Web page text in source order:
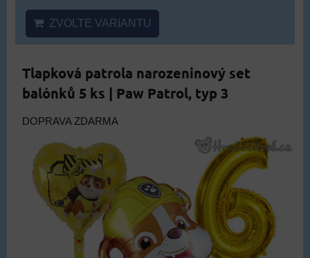
ZVOLTE VARIANTU
Tlapková patrola narozeninový set
balónků 5 ks | Paw Patrol, typ 3
DOPRAVA ZDARMA